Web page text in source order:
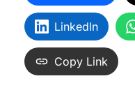
LinkedIn
Copy Link